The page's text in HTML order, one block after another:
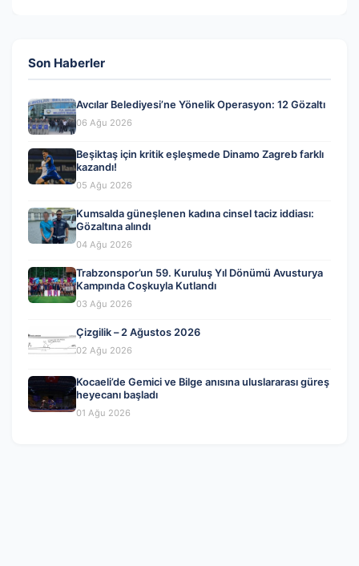
Son Haberler
Avcılar Belediyesi’ne Yönelik Operasyon: 12 Gözaltı
06 Ağu 2026
Beşiktaş için kritik eşleşmede Dinamo Zagreb farklı
kazandı!
05 Ağu 2026
Kumsalda güneşlenen kadına cinsel taciz iddiası:
Gözaltına alındı
04 Ağu 2026
Trabzonspor’un 59. Kuruluş Yıl Dönümü Avusturya
Kampında Coşkuyla Kutlandı
03 Ağu 2026
Çizgilik – 2 Ağustos 2026
02 Ağu 2026
Kocaeli’de Gemici ve Bilge anısına uluslararası güreş
heyecanı başladı
01 Ağu 2026